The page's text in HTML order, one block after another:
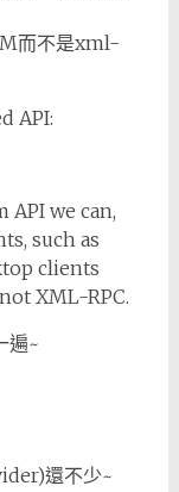
而不是xml-
API:
we can,
such as
clients
XML-RPC.
遍~
還不少~